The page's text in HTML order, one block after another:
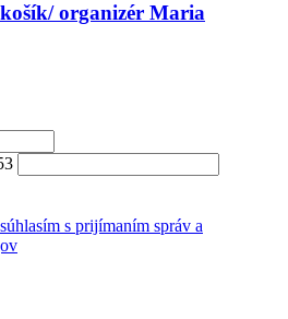
organizér Maria
s prijímaním správ a